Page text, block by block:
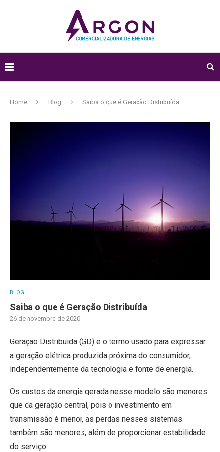
Home Blog Saiba o que é Geração Distribuída
BLOG
Saiba o que é Geração Distribuída
26 de novembro de 2020
Geração Distribuída (GD) é o termo usado para expressar
a geração elétrica produzida próxima do consumidor,
independentemente da tecnologia e fonte de energia.
Os custos da energia gerada nesse modelo são menores
que da geração central, pois o investimento em
transmissão é menor, as perdas nesses sistemas
também são menores, além de proporcionar estabilidade
do serviço.